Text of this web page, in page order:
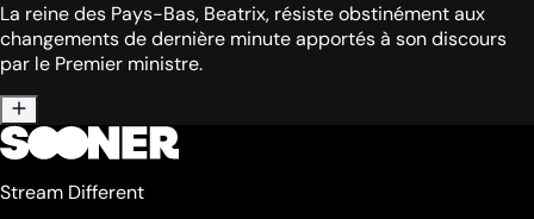
La reine des Pays-Bas, Beatrix, résiste obstinément aux
changements de dernière minute apportés à son discours
par le Premier ministre.
Stream Different